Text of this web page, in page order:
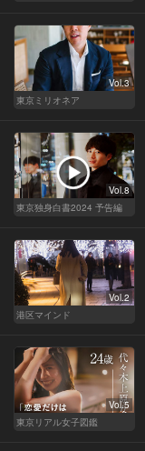
Vol.3
東京ミリオネア
Vol.8
東京独身白書2024 予告編
Vol.2
港区マインド
Vol.5
東京リアル女子図鑑